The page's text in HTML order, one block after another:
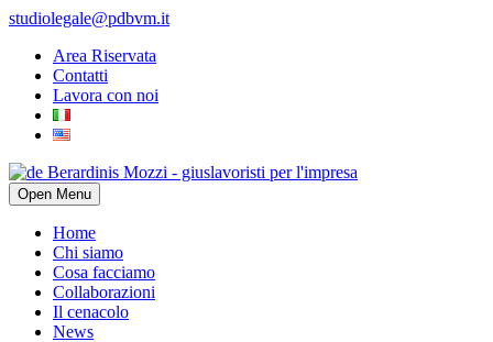
studiolegale@pdbvm.it
Area Riservata
Contatti
Lavora con noi
Open Menu
Home
Chi siamo
Cosa facciamo
Collaborazioni
Il cenacolo
News